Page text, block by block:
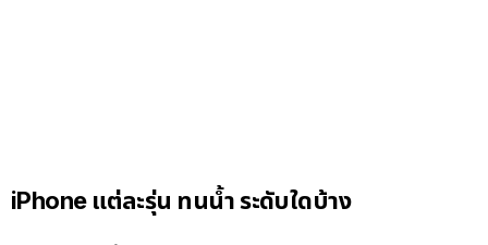
iPhone แต่ละรุ่น ทนน้ำ ระดับใดบ้าง